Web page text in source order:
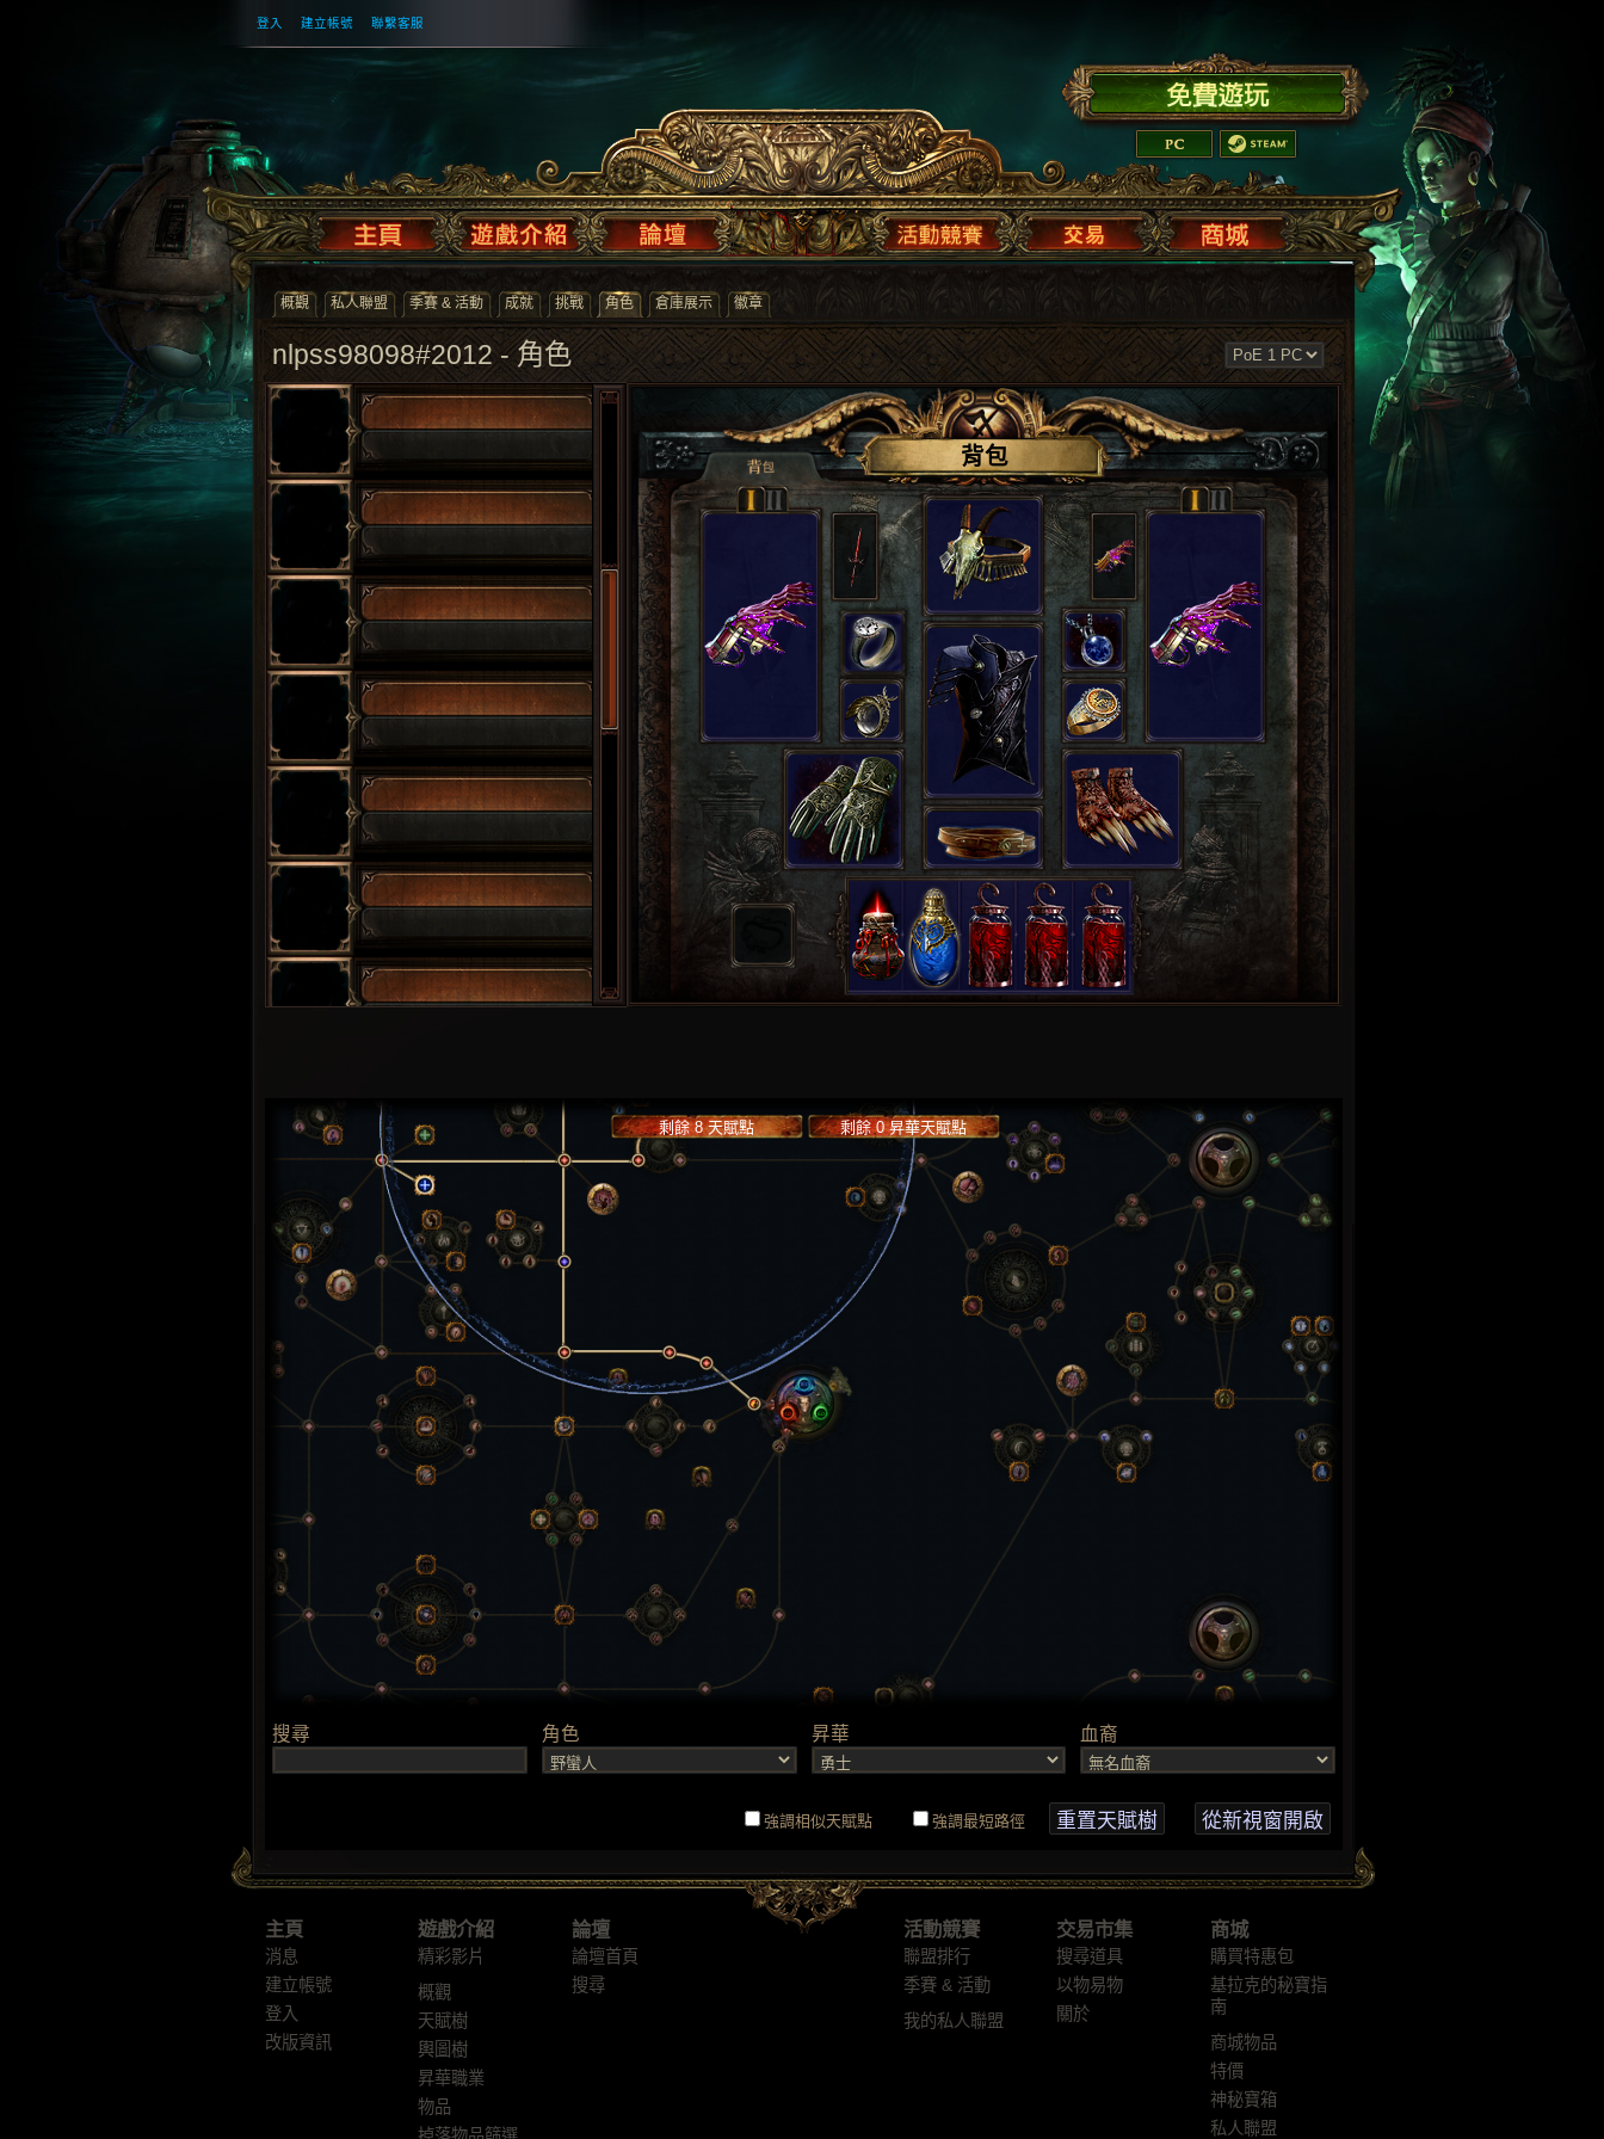
登入 建立帳號 聯繫客服
概觀 私人聯盟 季賽 & 活動 成就 挑戰 角色 倉庫展示 徽章
nlpss98098#2012 - 角色
背包
主頁
消息
建立帳號
登入
改版資訊
遊戲介紹
精彩影片
概觀
天賦樹
輿圖樹
昇華職業
物品
論壇
論壇首頁
搜尋
活動競賽
聯盟排行
季賽 & 活動
我的私人聯盟
交易市集
搜尋道具
以物易物
關於
商城
購買特惠包
基拉克的秘寶指
南
商城物品
特價
神秘寶箱
私人聯盟